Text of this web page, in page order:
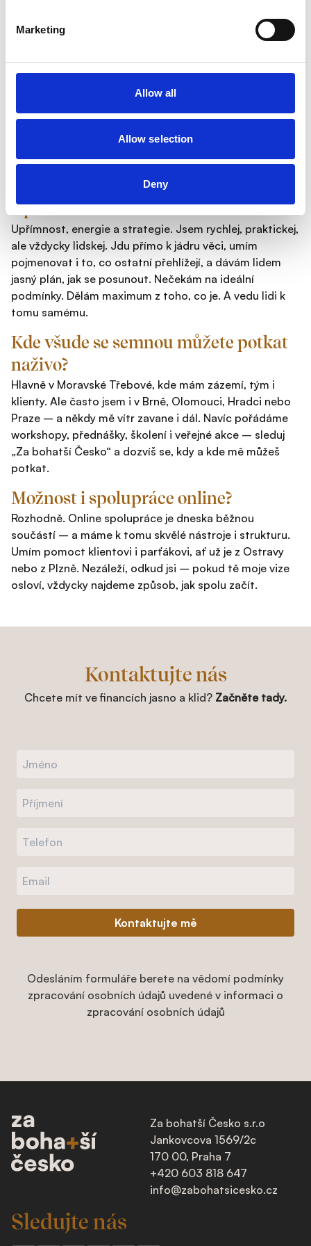
Marketing
Allow all
Allow selection
Deny
S jakými lidmi si nejvíce sednu a
S lidma, co chtějí od života víc. Ne nutně víc peněz, ale
víc smyslu, svobody, příležitostí. Miluju pracovat s těmi,
když to bolí. Nezáleží mi na tom, jestli jsi introvert nebo
extrovert. Záleží mi, jestli to myslíš vážně a jsi ochotný
růst.
Jaký je můj „signature“ style, když jde
o práci.
Upřímnost, energie a strategie. Jsem rychlej, praktickej,
ale vždycky lidskej. Jdu přímo k jádru věci, umím
pojmenovat i to, co ostatní přehlížejí, a dávám lidem
jasný plán, jak se posunout. Nečekám na ideální
podmínky. Dělám maximum z toho, co je. A vedu lidi k
tomu samému.
Kde všude se semnou můžete potkat
naživo?
Hlavně v Moravské Třebové, kde mám zázemí, tým i
klienty. Ale často jsem i v Brně, Olomouci, Hradci nebo
Praze – a někdy mě vítr zavane i dál. Navíc pořádáme
workshopy, přednášky, školení i veřejné akce – sleduj
„Za bohatší Česko“ a dozvíš se, kdy a kde mě můžeš
potkat.
Možnost i spolupráce online?
Rozhodně. Online spolupráce je dneska běžnou
součástí – a máme k tomu skvělé nástroje i strukturu.
Umím pomoct klientovi i parťákovi, ať už je z Ostravy
nebo z Plzně. Nezáleží, odkud jsi – pokud tě moje vize
osloví, vždycky najdeme způsob, jak spolu začít.
Kontaktujte nás
Chcete mít ve financích jasno a klid? Začněte tady.
Kontaktujte mě
Odesláním formuláře berete na vědomí podmínky
zpracování osobních údajů uvedené v informaci o
zpracování osobních údajů
Za bohatší Česko s.r.o
Jankovcova 1569/2c
170 00, Praha 7
+420 603 818 647
info@zabohatsicesko.cz
Sledujte nás